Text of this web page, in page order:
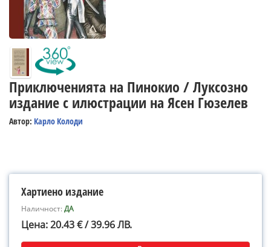
Приключенията на Пинокио / Луксозно
издание с илюстрации на Ясен Гюзелев
Автор: Карло Колоди
Хартиено издание
Наличност:ДА
Цена: 20.43 € / 39.96 ЛВ.